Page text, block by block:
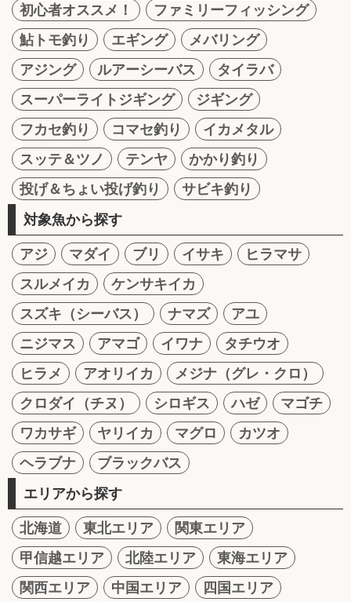
初心者オススメ！
ファミリーフィッシング
鮎トモ釣り
エギング
メバリング
アジング
ルアーシーバス
タイラバ
スーパーライトジギング
ジギング
フカセ釣り
コマセ釣り
イカメタル
スッテ＆ツノ
テンヤ
かかり釣り
投げ＆ちょい投げ釣り
サビキ釣り
対象魚から探す
アジ マダイ ブリ イサキ
ヒラマサ
スルメイカ
ケンサキイカ
スズキ（シーバス）
ナマズ
アユ
ニジマス
アマゴ イワナ
タチウオ
ヒラメ
アオリイカ
メジナ（グレ・クロ）
クロダイ（チヌ）
シロギス ハゼ
マゴチ
ワカサギ
ヤリイカ マグロ
カツオ
ヘラブナ
ブラックバス
エリアから探す
北海道 東北エリア
関東エリア
甲信越エリア
北陸エリア
東海エリア
関西エリア
中国エリア
四国エリア